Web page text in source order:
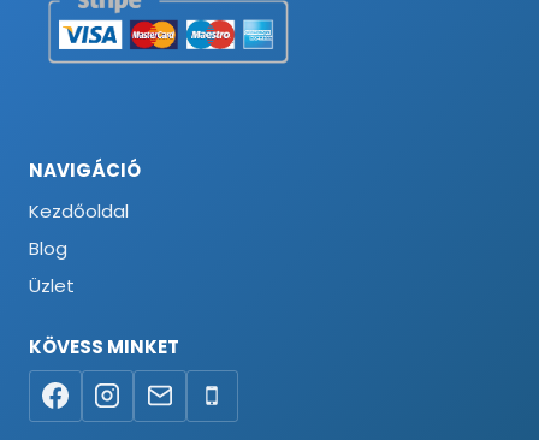
NAVIGÁCIÓ
Kezdőoldal
Blog
Üzlet
KÖVESS MINKET